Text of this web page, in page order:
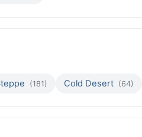
(181) Cold Desert (64)